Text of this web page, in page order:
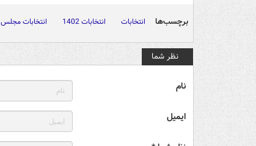
برچسب‌ها انتخابات انتخابات 1402 انتخابات مجلس
نظر شما
نام
ایمیل